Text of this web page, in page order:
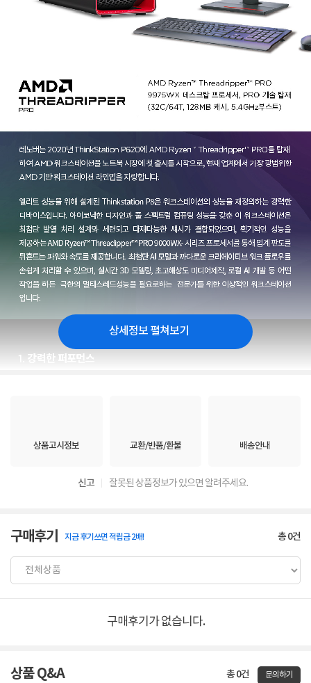
상세정보 펼쳐보기
상품고시정보 교환/반품/환불 배송안내
신고 잘못된 상품정보가 있으면 알려주세요.
구매후기 지금 후기쓰면 적립금 2배! 총0건
구매후기가 없습니다.
상품 Q&A 총 0건 문의하기